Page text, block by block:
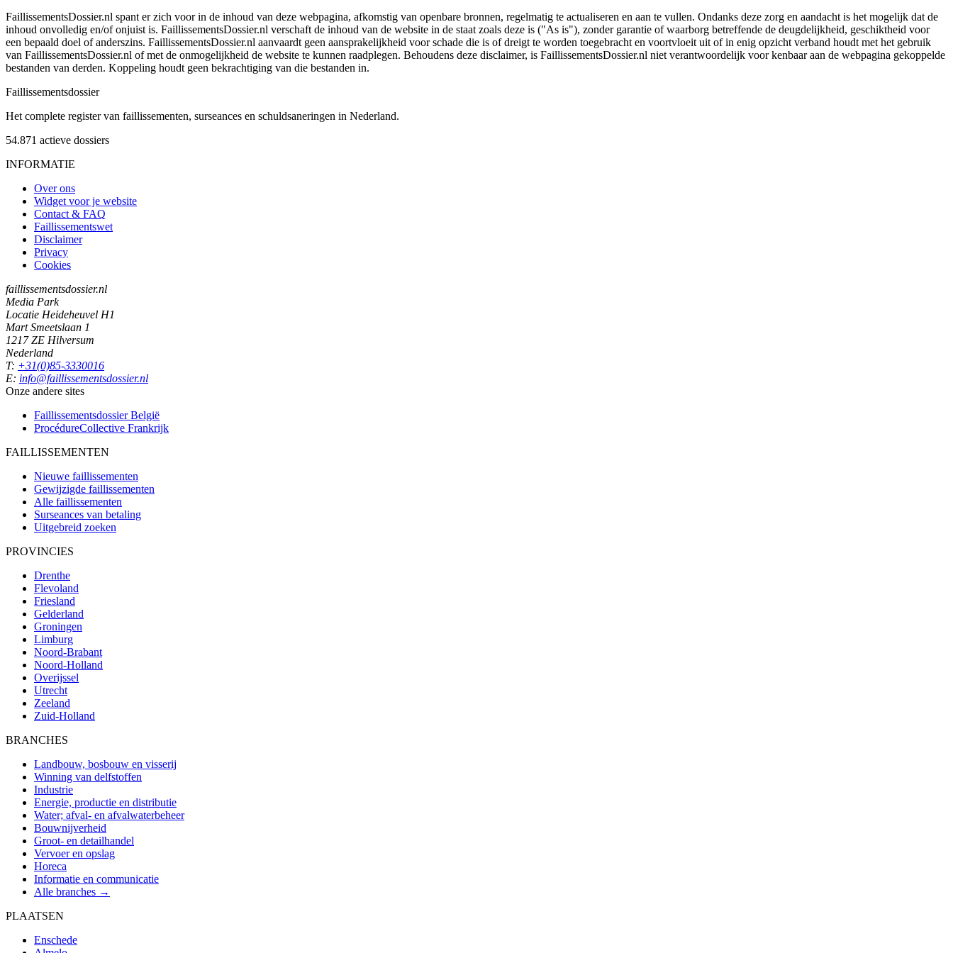
FaillissementsDossier.nl spant er zich voor in de inhoud van deze webpagina, afkomstig van openbare bronnen, regelmatig te actualiseren en aan te vullen. Ondanks deze zorg en aandacht is het mogelijk dat de
inhoud onvolledig en/of onjuist is. FaillissementsDossier.nl verschaft de inhoud van de website in de staat zoals deze is ("As is"), zonder garantie of waarborg betreffende de deugdelijkheid, geschiktheid voor
een bepaald doel of anderszins. FaillissementsDossier.nl aanvaardt geen aansprakelijkheid voor schade die is of dreigt te worden toegebracht en voortvloeit uit of in enig opzicht verband houdt met het gebruik
van FaillissementsDossier.nl of met de onmogelijkheid de website te kunnen raadplegen. Behoudens deze disclaimer, is FaillissementsDossier.nl niet verantwoordelijk voor kenbaar aan de webpagina gekoppelde
bestanden van derden. Koppeling houdt geen bekrachtiging van die bestanden in.
Faillissementsdossier
Het complete register van faillissementen, surseances en schuldsaneringen in Nederland.
54.871 actieve dossiers
INFORMATIE
Over ons
Widget voor je website
Contact & FAQ
Faillissementswet
Disclaimer
Privacy
Cookies
faillissementsdossier.nl
Media Park
Locatie Heideheuvel H1
Mart Smeetslaan 1
1217 ZE Hilversum
Nederland
T: +31(0)85-3330016
E: info@faillissementsdossier.nl
Onze andere sites
Faillissementsdossier België
ProcédureCollective Frankrijk
FAILLISSEMENTEN
Nieuwe faillissementen
Gewijzigde faillissementen
Alle faillissementen
Surseances van betaling
Uitgebreid zoeken
PROVINCIES
Drenthe
Flevoland
Friesland
Gelderland
Groningen
Limburg
Noord-Brabant
Noord-Holland
Overijssel
Utrecht
Zeeland
Zuid-Holland
BRANCHES
Landbouw, bosbouw en visserij
Winning van delfstoffen
Industrie
Energie, productie en distributie
Water; afval- en afvalwaterbeheer
Bouwnijverheid
Groot- en detailhandel
Vervoer en opslag
Horeca
Informatie en communicatie
Alle branches →
PLAATSEN
Enschede